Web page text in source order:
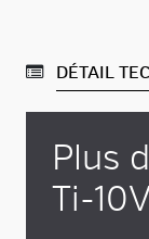
DÉTAIL
Plus
Ti-